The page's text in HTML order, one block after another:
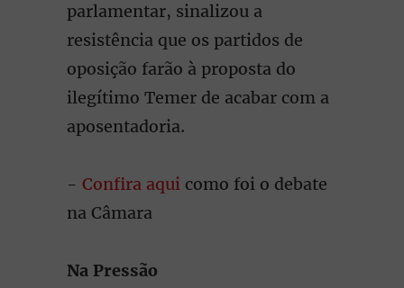
parlamentar, sinalizou a
resistência que os partidos de
oposição farão à proposta do
ilegítimo Temer de acabar com a
aposentadoria.
- Confira aqui como foi o debate
na Câmara
Na Pressão